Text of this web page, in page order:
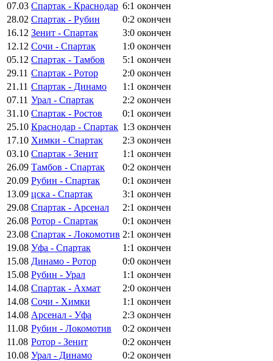
07.03 Спартак - Краснодар 6:1 окончен
28.02 Спартак - Рубин 0:2 окончен
16.12 Зенит - Спартак 3:0 окончен
12.12 Сочи - Спартак 1:0 окончен
05.12 Спартак - Тамбов 5:1 окончен
29.11 Спартак - Ротор 2:0 окончен
21.11 Спартак - Динамо 1:1 окончен
07.11 Урал - Спартак 2:2 окончен
31.10 Спартак - Ростов 0:1 окончен
25.10 Краснодар - Спартак 1:3 окончен
17.10 Химки - Спартак 2:3 окончен
03.10 Спартак - Зенит 1:1 окончен
26.09 Тамбов - Спартак 0:2 окончен
20.09 Рубин - Спартак 0:1 окончен
13.09 цска - Спартак 3:1 окончен
29.08 Спартак - Арсенал 2:1 окончен
26.08 Ротор - Спартак 0:1 окончен
23.08 Спартак - Локомотив 2:1 окончен
19.08 Уфа - Спартак 1:1 окончен
15.08 Динамо - Ротор 0:0 окончен
15.08 Рубин - Урал 1:1 окончен
14.08 Спартак - Ахмат 2:0 окончен
14.08 Сочи - Химки 1:1 окончен
14.08 Арсенал - Уфа 2:3 окончен
11.08 Рубин - Локомотив 0:2 окончен
11.08 Ротор - Зенит 0:2 окончен
10.08 Урал - Динамо 0:2 окончен